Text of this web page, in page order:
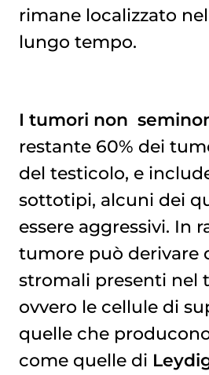
rimane localizzato
lungo tempo.
I tumori non
restante 60% dei
del testicolo, e
sottotipi, alcuni dei
essere aggressivi. In
tumore può derivare
stromali presenti nel
ovvero le cellule di
quelle che
come quelle di